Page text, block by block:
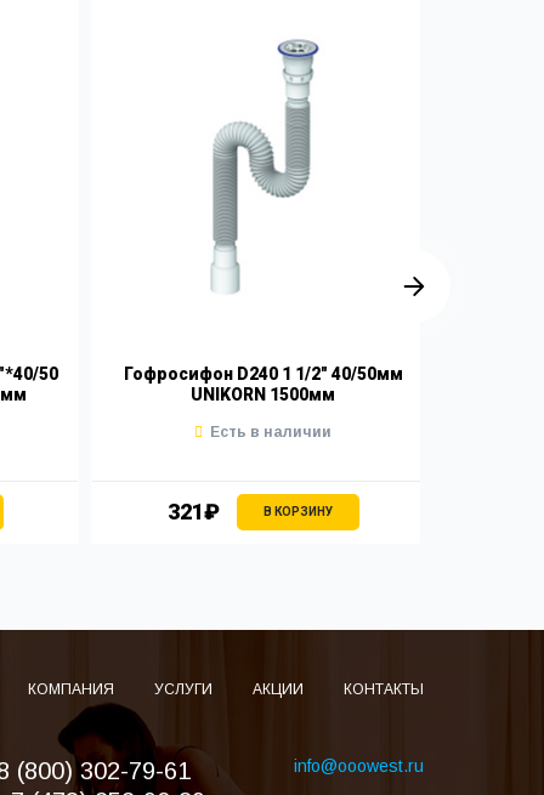
50
Гофросифон D240 1 1/2" 40/50мм
UNIKORN 1500мм
321₽ В КОРЗИНУ
Есть в наличии
КОМПАНИЯ УСЛУГИ АКЦИИ КОНТАКТЫ
(800) 302-79-61
info@ooowest.ru